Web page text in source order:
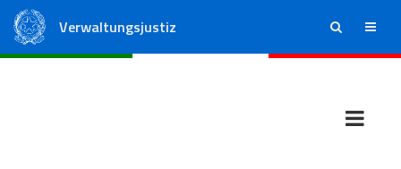
Verwaltungsjustiz ricerca menu